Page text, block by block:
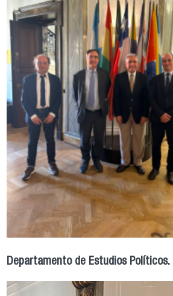
Departamento de Estudios Políticos.